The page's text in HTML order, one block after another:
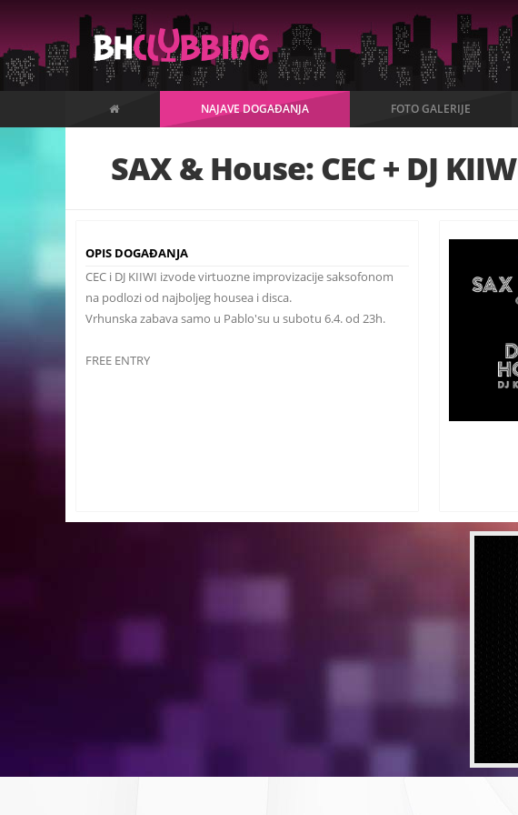
NAJAVE DOGAĐANJA FOTO GALERIJE
SAX & House: CEC + DJ
OPIS DOGAĐANJA
CEC i DJ KIIWI izvode virtuozne improvizacije saksofonom
na podlozi od najboljeg housea i disca.
Vrhunska zabava samo u Pablo'su u subotu 6.4. od 23h.
FREE ENTRY